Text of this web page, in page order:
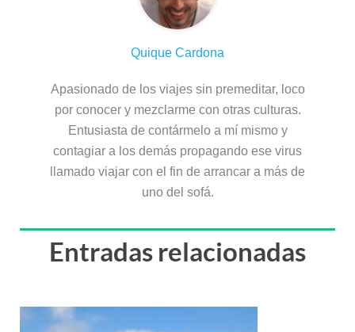
Quique Cardona
Apasionado de los viajes sin premeditar, loco
por conocer y mezclarme con otras culturas.
Entusiasta de contármelo a mí mismo y
contagiar a los demás propagando ese virus
llamado viajar con el fin de arrancar a más de
uno del sofá.
Entradas relacionadas